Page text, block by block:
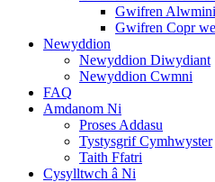
Gwifren
Gwifren Copr
Newyddion
Newyddion Diwydiant
Newyddion Cwmni
FAQ
Amdanom Ni
Proses Addasu
Tystysgrif Cymhwyster
Taith Ffatri
Cysylltwch â Ni